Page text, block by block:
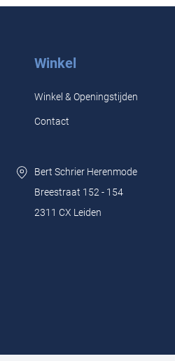
Winkel
Winkel & Openingstijden
Contact
Bert Schrier Herenmode
Breestraat 152 - 154
2311 CX Leiden